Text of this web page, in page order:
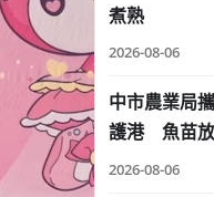
煮熟
2026-08-06
中市農業局
護港 魚苗
2026-08-06